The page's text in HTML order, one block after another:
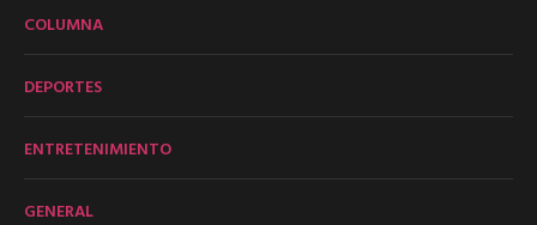
COLUMNA
DEPORTES
ENTRETENIMIENTO
GENERAL